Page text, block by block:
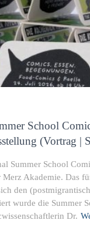
School
(Vortrag |
Summer School
Akademie. Das
den
wurde die Summer
Dr.